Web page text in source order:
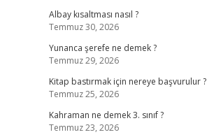
Albay kısaltması nasıl ?
Temmuz 30, 2026
Yunanca şerefe ne demek ?
Temmuz 29, 2026
Kitap bastırmak için nereye başvurulur ?
Temmuz 25, 2026
Kahraman ne demek 3. sınıf ?
Temmuz 23, 2026